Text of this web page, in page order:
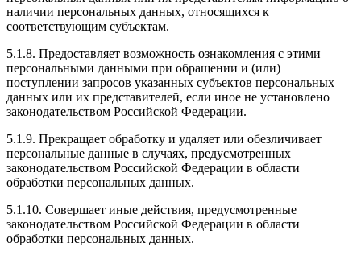
наличии персональных данных, относящихся к
соответствующим субъектам.
5.1.8. Предоставляет возможность ознакомления с этими
персональными данными при обращении и (или)
поступлении запросов указанных субъектов персональных
данных или их представителей, если иное не установлено
законодательством Российской Федерации.
5.1.9. Прекращает обработку и удаляет или обезличивает
персональные данные в случаях, предусмотренных
законодательством Российской Федерации в области
обработки персональных данных.
5.1.10. Совершает иные действия, предусмотренные
законодательством Российской Федерации в области
обработки персональных данных.